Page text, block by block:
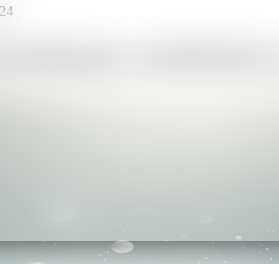
s anxiolytickým,